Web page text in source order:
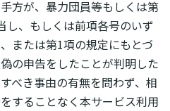
方が、暴力団員等もしくは第
し、もしくは前項各号のいず
または第1項の規定にもとづ
の申告をしたことが判明した
べき事由の有無を問わず、相
することなく本サービス利用